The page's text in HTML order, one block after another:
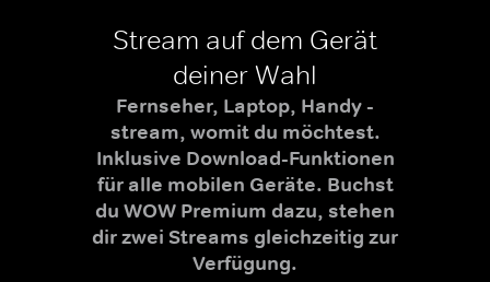
Stream auf dem Gerät
deiner Wahl
Fernseher, Laptop, Handy -
stream, womit du möchtest.
Inklusive Download-Funktionen
für alle mobilen Geräte. Buchst
du WOW Premium dazu, stehen
dir zwei Streams gleichzeitig zur
Verfügung.